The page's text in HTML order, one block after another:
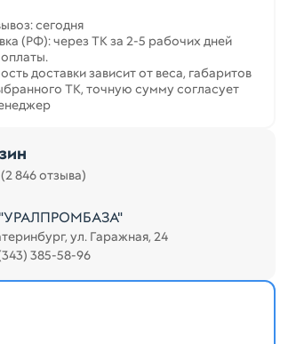
сегодня
(РФ): через ТК за 2-5 рабочих дней
доставки зависит от веса, габаритов
ТК, точную сумму согласует
846 отзыва)
ул. Гаражная, 24
385-58-96